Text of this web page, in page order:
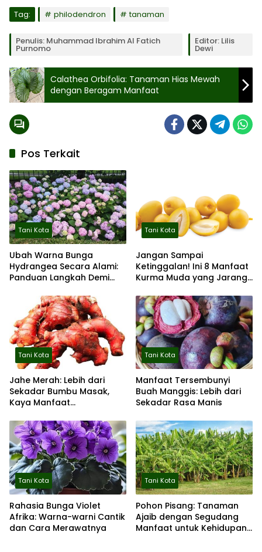
Tag: philodendron tanaman
Penulis: Muhammad Ibrahim Al Fatich
Purnomo
Editor: Lilis
Dewi
Calathea Orbifolia: Tanaman Hias Mewah
dengan Beragam Manfaat
Pos Terkait
Tani Kota
Ubah Warna Bunga
Hydrangea Secara Alami:
Panduan Langkah Demi
Tani Kota
Jangan Sampai
Ketinggalan! Ini 8 Manfaat
Kurma Muda yang Jarang
Tani Kota
Jahe Merah: Lebih dari
Sekadar Bumbu Masak,
Kaya Manfaat
Tani Kota
Manfaat Tersembunyi
Buah Manggis: Lebih dari
Sekadar Rasa Manis
Tani Kota
Rahasia Bunga Violet
Afrika: Warna-warni Cantik
dan Cara Merawatnya
Tani Kota
Pohon Pisang: Tanaman
Ajaib dengan Segudang
Manfaat untuk Kehidupan